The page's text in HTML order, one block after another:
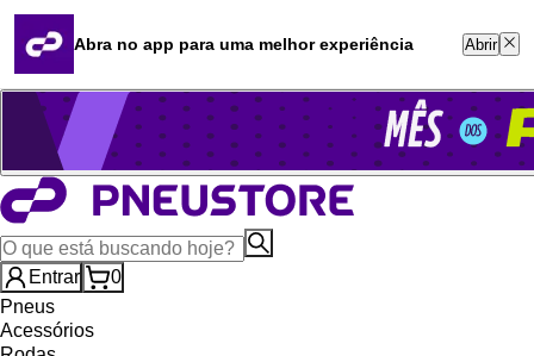
Quero revender
Blog
Whatsapp (16) 99764-8401
Televendas (47) 3046-2551
Entrar
0
Pneus
Acessórios
Abra no app para uma melhor experiência Abrir